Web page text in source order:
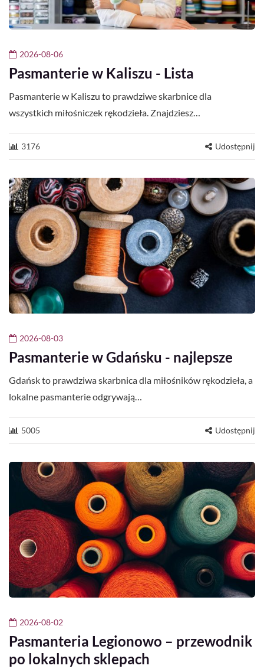
2026-08-06
Pasmanterie w Kaliszu - Lista
Pasmanterie w Kaliszu to prawdziwe skarbnice dla
wszystkich miłośniczek rękodzieła. Znajdziesz…
3176 Udostępnij
2026-08-03
Pasmanterie w Gdańsku - najlepsze
Gdańsk to prawdziwa skarbnica dla miłośników rękodzieła, a
lokalne pasmanterie odgrywają…
5005 Udostępnij
2026-08-02
Pasmanteria Legionowo – przewodnik
po lokalnych sklepach